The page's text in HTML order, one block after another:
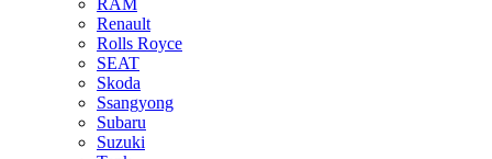
RAM
Renault
Rolls Royce
SEAT
Skoda
Ssangyong
Subaru
Suzuki